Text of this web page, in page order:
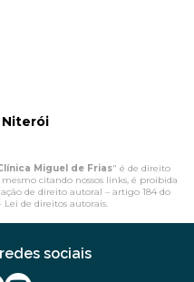
Niterói
Miguel de Frias" é de direito
citando nossos links, é proibida
de direito autoral – artigo 184 do
Lei de direitos autorais.
sociais